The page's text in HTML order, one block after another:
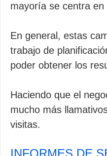
mayoría se centra en
En general, estas
trabajo de
poder obtener los
Haciendo que el
mucho más
visitas.
INFORMES DE